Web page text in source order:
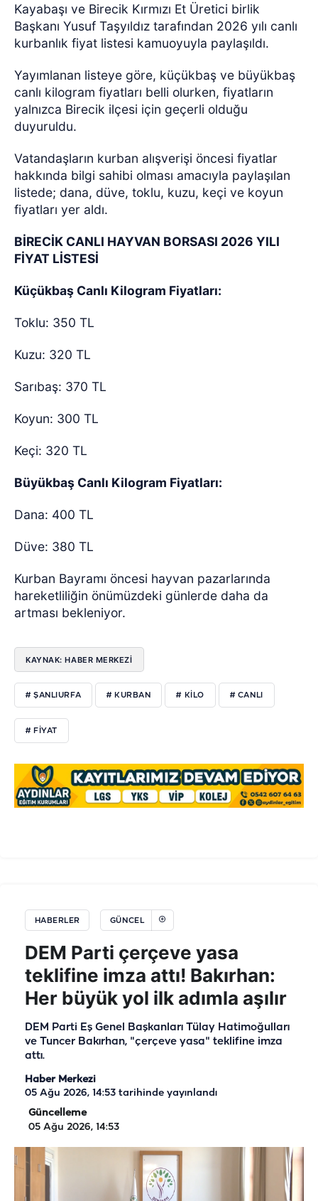
Kayabaşı ve Birecik Kırmızı Et Üretici birlik
Başkanı Yusuf Taşyıldız tarafından 2026 yılı canlı
kurbanlık fiyat listesi kamuoyuyla paylaşıldı.
Yayımlanan listeye göre, küçükbaş ve büyükbaş
canlı kilogram fiyatları belli olurken, fiyatların
yalnızca Birecik ilçesi için geçerli olduğu
duyuruldu.
Vatandaşların kurban alışverişi öncesi fiyatlar
hakkında bilgi sahibi olması amacıyla paylaşılan
listede; dana, düve, toklu, kuzu, keçi ve koyun
fiyatları yer aldı.
BİRECİK CANLI HAYVAN BORSASI 2026 YILI
FİYAT LİSTESİ
Küçükbaş Canlı Kilogram Fiyatları:
Toklu: 350 TL
Kuzu: 320 TL
Sarıbaş: 370 TL
Koyun: 300 TL
Keçi: 320 TL
Büyükbaş Canlı Kilogram Fiyatları:
Dana: 400 TL
Düve: 380 TL
Kurban Bayramı öncesi hayvan pazarlarında
hareketliliğin önümüzdeki günlerde daha da
artması bekleniyor.
KAYNAK: HABER MERKEZİ
# ŞANLIURFA # KURBAN # KİLO # CANLI
# FİYAT
HABERLER GÜNCEL
DEM Parti çerçeve yasa
teklifine imza attı! Bakırhan:
Her büyük yol ilk adımla aşılır
DEM Parti Eş Genel Başkanları Tülay Hatimoğulları
ve Tuncer Bakırhan, "çerçeve yasa" teklifine imza
attı.
Haber Merkezi
05 Ağu 2026, 14:53 tarihinde yayınlandı
Güncelleme
05 Ağu 2026, 14:53